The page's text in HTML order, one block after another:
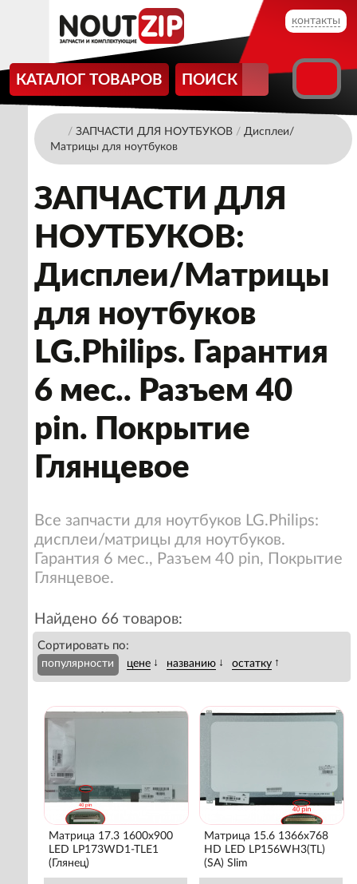
контакты
КАТАЛОГ ТОВАРОВ ПОИСК
/ ЗАПЧАСТИ ДЛЯ НОУТБУКОВ / Дисплеи/
Матрицы для ноутбуков
ЗАПЧАСТИ ДЛЯ
НОУТБУКОВ:
Дисплеи/Матрицы
для ноутбуков
LG.Philips. Гарантия
6 мес.. Разъем 40
pin. Покрытие
Глянцевое
Все запчасти для ноутбуков LG.Philips:
дисплеи/матрицы для ноутбуков.
Гарантия 6 мес., Разъем 40 pin, Покрытие
Глянцевое.
Найдено 66 товаров:
Сортировать по:
популярности цене ↓ названию ↓ остатку ↑
Матрица 17.3 1600x900
LED LP173WD1-TLE1
(Глянец)
Матрица 15.6 1366x768
HD LED LP156WH3(TL)
(SA) Slim